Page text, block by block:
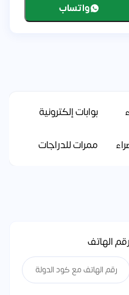
واتساب
بوابات إلكترونية
ممرات للدراجات
رقم الهاتف